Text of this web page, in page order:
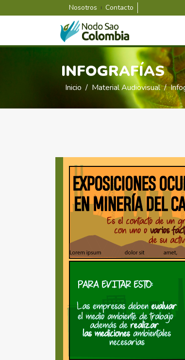
Nosotros Contacto
INFOGRAFÍAS
Inicio Material Audiovisual